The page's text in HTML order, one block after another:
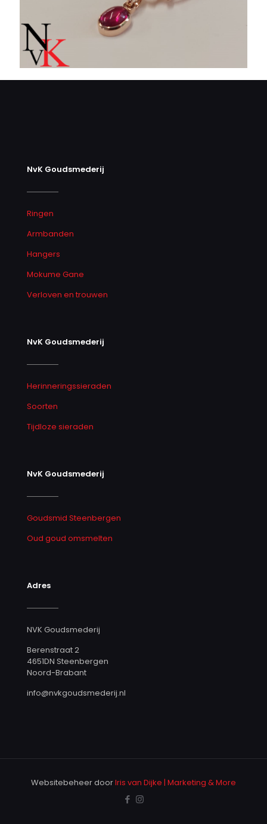
NvK Goudsmederij
Ringen
Armbanden
Hangers
Mokume Gane
Verloven en trouwen
NvK Goudsmederij
Herinneringssieraden
Soorten
Tijdloze sieraden
NvK Goudsmederij
Goudsmid Steenbergen
Oud goud omsmelten
Adres
NVK Goudsmederij
Berenstraat 2
4651DN Steenbergen
Noord-Brabant
info@nvkgoudsmederij.nl
Websitebeheer doorIris van Dijke | Marketing & More